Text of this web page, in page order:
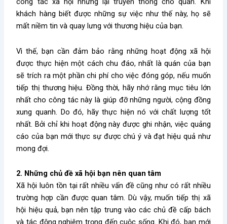
khách hàng biết được những sự việc như thế này, họ sẽ
mất niềm tin và quay lưng với thương hiệu của bạn.
Vì thế, bạn cần đảm bảo rằng những hoạt động xã hội
được thực hiện một cách chu đáo, nhất là quán của bạn
sẽ trích ra một phần chi phí cho việc đóng góp, nếu muốn
tiếp thị thương hiệu. Đồng thời, hãy nhớ rằng mục tiêu lớn
nhất cho công tác này là giúp đỡ những người, cộng đồng
xung quanh. Do đó, hãy thực hiện nó với chất lượng tốt
nhất. Bởi chỉ khi hoạt động này được ghi nhận, việc quảng
cáo của bạn mới thực sự được chú ý và đạt hiệu quả như
mong đợi.
2. Những chủ đề xã hội bạn nên quan tâm
Xã hội luôn tồn tại rất nhiều vấn đề cũng như có rất nhiều
trường hợp cần được quan tâm. Dù vậy, muốn tiếp thị xã
hội hiệu quả, bạn nên tập trung vào các chủ đề cấp bách
và tác động nghiêm trọng đến cuộc sống. Khi đó, bạn mới